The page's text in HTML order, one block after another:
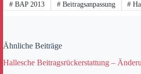
#BAP 2013 #Beitragsanpassung #
Ähnliche Beiträge
Hallesche Beitragsrückerstattung –